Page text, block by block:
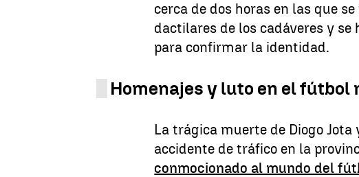
cerca de dos horas en las que
dactilares de los cadáveres y se
para confirmar la identidad.
Homenajes y luto en el fútbol
La trágica muerte de Diogo
accidente de tráfico en la
conmocionado al mundo del